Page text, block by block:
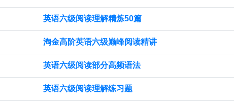
英语六级阅读理解精炼50篇
淘金高阶英语六级巅峰阅读精讲
英语六级阅读部分高频语法
英语六级阅读理解练习题